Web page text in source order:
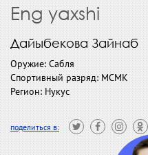
Eng yaxshi
Дайыбекова Зайнаб
Оружие: Сабля
Спортивный разряд: МСМК
Регион: Нукус
поделиться в: